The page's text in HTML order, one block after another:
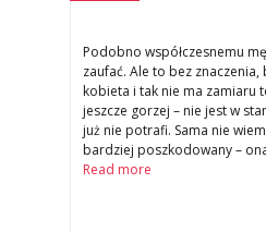
Podobno współczesnemu
zaufać. Ale to bez znaczenia,
kobieta i tak nie ma zamiaru
jeszcze gorzej – nie jest w
już nie potrafi. Sama nie
bardziej poszkodowany –
Read more